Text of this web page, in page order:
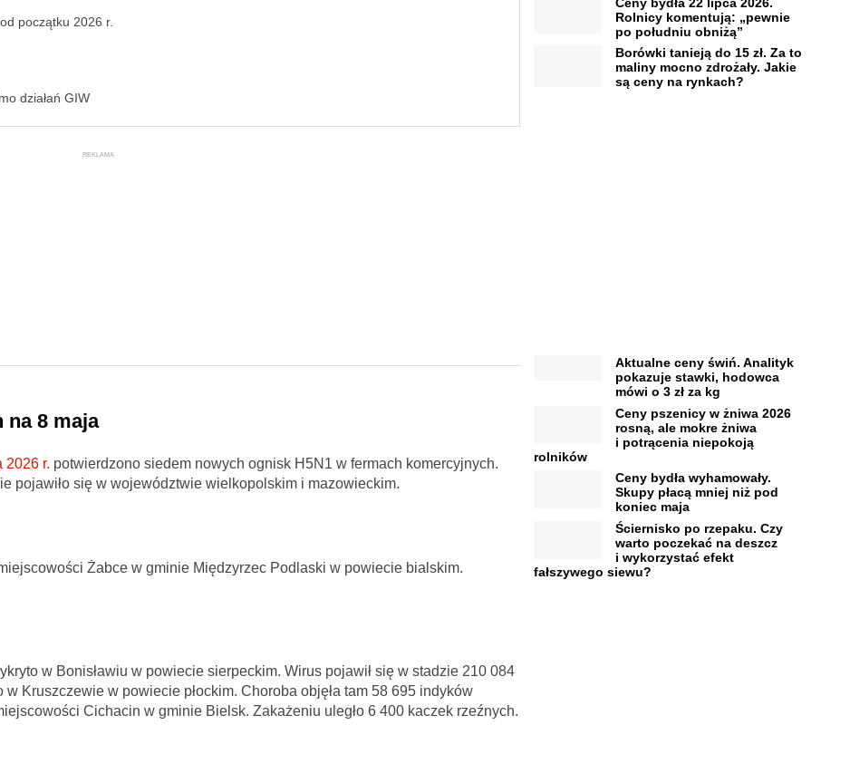
początku 2026 r.
działań GIW
REKLAMA
na 8 maja
2026 r. potwierdzono siedem nowych ognisk H5N1 w fermach komercyjnych.
pojawiło się w województwie wielkopolskim i mazowieckim.
Żabce w gminie Międzyrzec Podlaski w powiecie bialskim.
w Bonisławiu w powiecie sierpeckim. Wirus pojawił się w stadzie 210 084
Kruszczewie w powiecie płockim. Choroba objęła tam 58 695 indyków
Cichacin w gminie Bielsk. Zakażeniu uległo 6 400 kaczek rzeźnych.
Rolnicy komentują: „pewnie
po południu obniżą”
Borówki tanieją do 15 zł. Za to
maliny mocno zdrożały. Jakie
są ceny na rynkach?
Aktualne ceny świń. Analityk
pokazuje stawki, hodowca
mówi o 3 zł za kg
Ceny pszenicy w żniwa 2026
rosną, ale mokre żniwa
i potrącenia niepokoją
rolników
Ceny bydła wyhamowały.
Skupy płacą mniej niż pod
koniec maja
Ściernisko po rzepaku. Czy
warto poczekać na deszcz
i wykorzystać efekt
fałszywego siewu?